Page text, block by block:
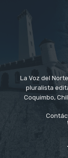
La Voz del
pluralista
Coquimbo,